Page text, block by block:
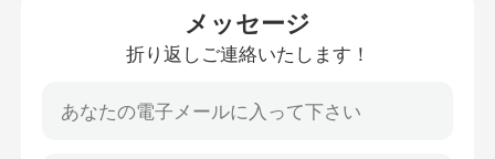
メッセージ
折り返しご連絡いたします！